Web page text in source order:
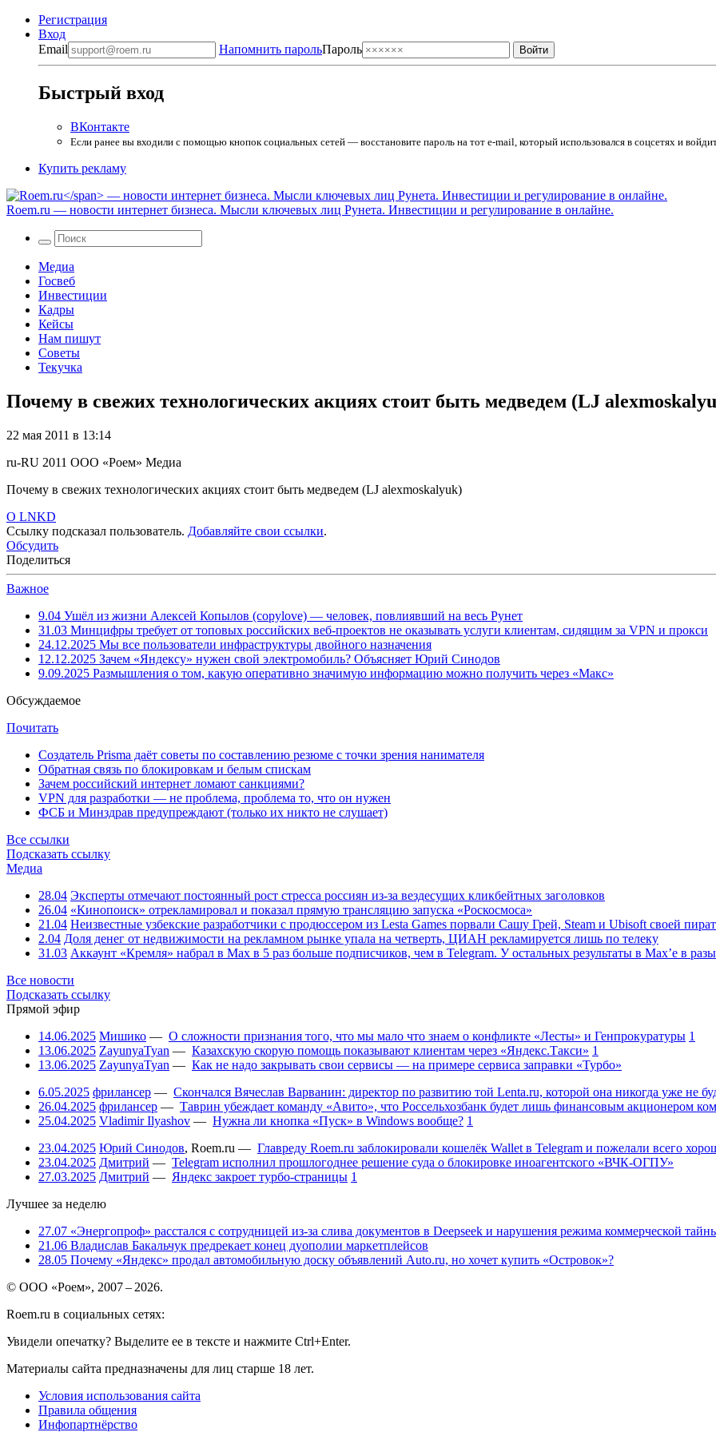
Регистрация
Вход
Email
Напомнить парольПароль
Быстрый вход
ВКонтакте
Если ранее вы входили с помощью кнопок социальных сетей — восстановите пароль на тот e-mail, который использовался в соцсетях и
Купить рекламу
Roem.ru — новости интернет бизнеса. Мысли ключевых лиц Рунета. Инвестиции и регулирование в онлайне.
Медиа
Госвеб
Инвестиции
Кадры
Кейсы
Нам пишут
Советы
Текучка
Почему в свежих технологических акциях стоит быть медведем (LJ
22 мая 2011 в 13:14
ru-RU 2011 ООО «Роем» Медиа
Почему в свежих технологических акциях стоит быть медведем (LJ alexmoskalyuk)
O LNKD
Ссылку подсказал пользователь. Добавляйте свои ссылки.
Обсудить
Поделиться
Важное
9.04 Ушёл из жизни Алексей Копылов (copylove) — человек, повлиявший на весь Рунет
31.03 Минцифры требует от топовых российских веб-проектов не оказывать услуги клиентам, сидящим за VPN и прокси
24.12.2025 Мы все пользователи инфраструктуры двойного назначения
12.12.2025 Зачем «Яндексу» нужен свой электромобиль? Объясняет Юрий Синодов
9.09.2025 Размышления о том, какую оперативно значимую информацию можно получить через «Макс»
Обсуждаемое
Почитать
Создатель Prisma даёт советы по составлению резюме с точки зрения нанимателя
Обратная связь по блокировкам и белым спискам
Зачем российский интернет ломают санкциями?
VPN для разработки — не проблема, проблема то, что он нужен
ФСБ и Минздрав предупреждают (только их никто не слушает)
Все ссылки
Подсказать ссылку
Медиа
28.04 Эксперты отмечают постоянный рост стресса россиян из-за вездесущих кликбейтных заголовков
26.04 «Кинопоиск» отрекламировал и показал прямую трансляцию запуска «Роскосмоса»
21.04 Неизвестные узбекские разработчики с продюссером из Lesta Games порвали Сашу Грей, Steam и Ubisoft своей
2.04 Доля денег от недвижимости на рекламном рынке упала на четверть, ЦИАН рекламируется лишь по телеку
31.03 Аккаунт «Кремля» набрал в Max в 5 раз больше подписчиков, чем в Telegram. У остальных результаты в Max’е в
Все новости
Подсказать ссылку
Прямой эфир
14.06.2025 Мишико — О сложности признания того, что мы мало что знаем о конфликте «Лесты» и Генпрокуратуры 1
13.06.2025 ZayunyaTyan — Казахскую скорую помощь показывают клиентам через «Яндекс.Такси» 1
13.06.2025 ZayunyaTyan — Как не надо закрывать свои сервисы — на примере сервиса заправки «Турбо»
6.05.2025 фрилансер — Скончался Вячеслав Варванин: директор по развитию той Lenta.ru, которой она никогда уже не
26.04.2025 фрилансер — Таврин убеждает команду «Авито», что Россельхозбанк будет лишь финансовым акционером
25.04.2025 Vladimir Ilyashov — Нужна ли кнопка «Пуск» в Windows вообще? 1
23.04.2025 Юрий Синодов, Roem.ru — Главреду Roem.ru заблокировали кошелёк Wallet в Telegram и пожелали всего
23.04.2025 Дмитрий — Telegram исполнил прошлогоднее решение суда о блокировке иноагентского «ВЧК-ОГПУ»
27.03.2025 Дмитрий — Яндекс закроет турбо-страницы 1
Лучшее за неделю
27.07 «Энергопроф» расстался с сотрудницей из-за слива документов в Deepseek и нарушения режима коммерческой
21.06 Владислав Бакальчук предрекает конец дуополии маркетплейсов
28.05 Почему «Яндекс» продал автомобильную доску объявлений Auto.ru, но хочет купить «Островок»?
© ООО «Роем», 2007 – 2026.
Roem.ru в социальных сетях:
Увидели опечатку? Выделите ее в тексте и нажмите Ctrl+Enter.
Материалы сайта предназначены для лиц старше 18 лет.
Условия использования сайта
Правила общения
Инфопартнёрство